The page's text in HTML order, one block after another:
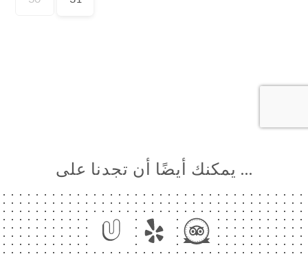
… يمكنك أيضًا أن تجدنا على